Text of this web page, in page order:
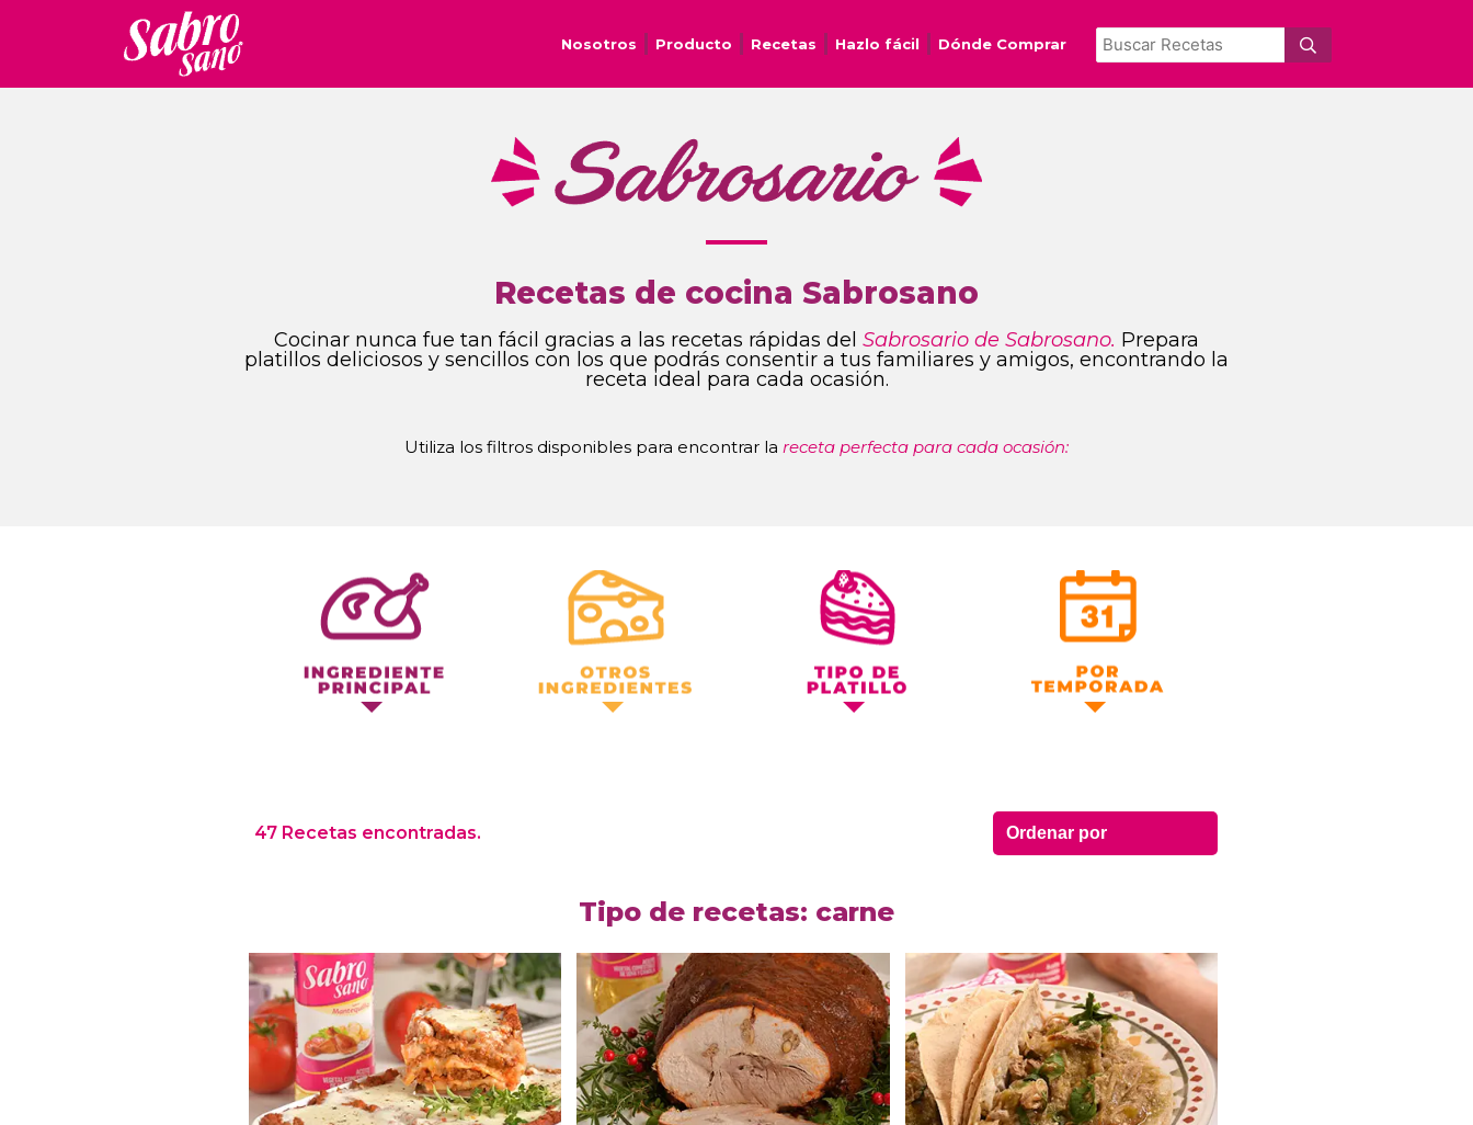
Nosotros Producto Recetas Hazlo fácil Dónde Comprar
Recetas de cocina Sabrosano
Cocinar nunca fue tan fácil gracias a las recetas rápidas del Sabrosario de Sabrosano. Prepara
platillos deliciosos y sencillos con los que podrás consentir a tus familiares y amigos, encontrando la
receta ideal para cada ocasión.
Utiliza los filtros disponibles para encontrar la receta perfecta para cada ocasión:
Otros Ingredientes Tipo de Platillo Por Temporada
47 Recetas encontradas.
Tipo de recetas: carne